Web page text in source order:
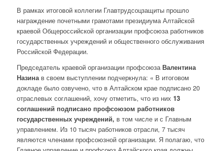
В рамках итоговой коллегии Главтрудсоцзащиты прошло
награждение почетными грамотами президиума Алтайской
краевой Общероссийской организации профсоюза работников
государственных учреждений и общественного обслуживания
Российской Федерации.
Председатель краевой организации профсоюзаВалентина
Назина в своем выступлении подчеркнула: « В итоговом
докладе было озвучено, что в Алтайском крае подписано 20
отраслевых соглашений, хочу отметить, что из них 13
соглашений подписано профсоюзом работников
государственных учреждений, в том числе и с Главным
управлением. Из 10 тысяч работников отрасли, 7 тысяч
являются членами профсоюзной организации. Я полагаю, что